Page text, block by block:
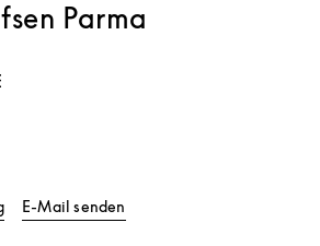
Parma
Link Opens in New Tab
E-Mail senden